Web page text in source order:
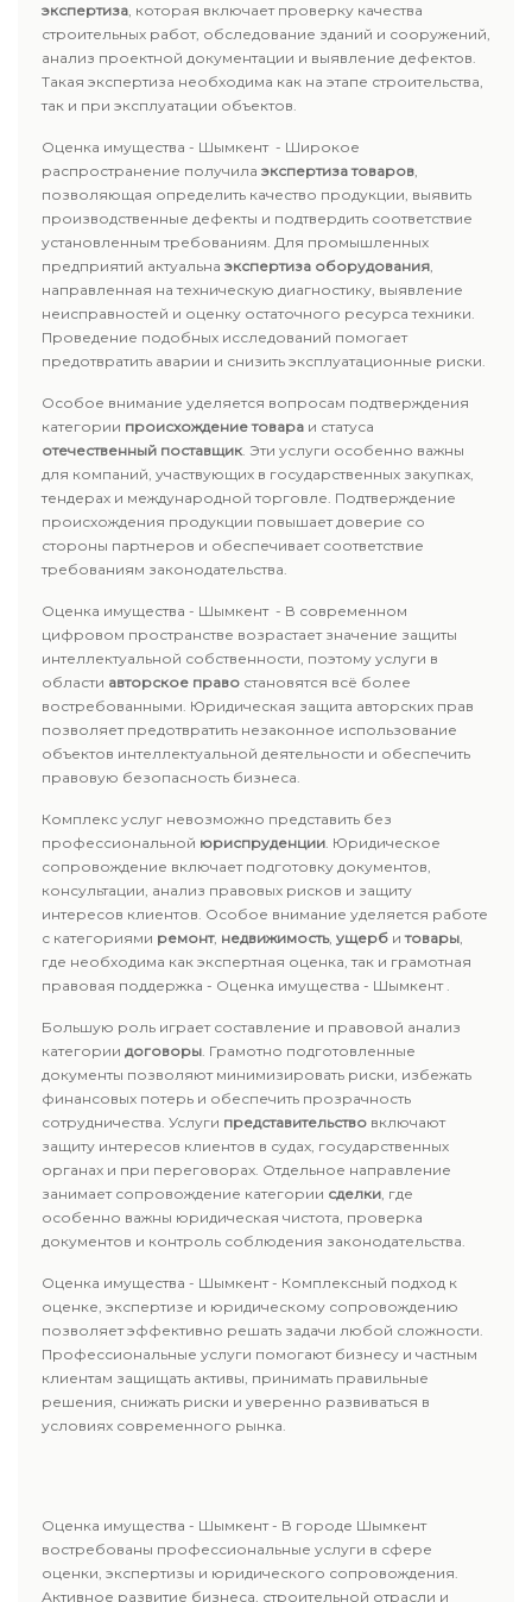
экспертиза, которая включает проверку качества
строительных работ, обследование зданий и сооружений,
анализ проектной документации и выявление дефектов.
Такая экспертиза необходима как на этапе строительства,
так и при эксплуатации объектов.
Оценка имущества - Шымкент - Широкое
распространение получила экспертиза товаров,
позволяющая определить качество продукции, выявить
производственные дефекты и подтвердить соответствие
установленным требованиям. Для промышленных
предприятий актуальна экспертиза оборудования,
направленная на техническую диагностику, выявление
неисправностей и оценку остаточного ресурса техники.
Проведение подобных исследований помогает
предотвратить аварии и снизить эксплуатационные риски.
Особое внимание уделяется вопросам подтверждения
категории происхождение товара и статуса
отечественный поставщик. Эти услуги особенно важны
для компаний, участвующих в государственных закупках,
тендерах и международной торговле. Подтверждение
происхождения продукции повышает доверие со
стороны партнеров и обеспечивает соответствие
требованиям законодательства.
Оценка имущества - Шымкент - В современном
цифровом пространстве возрастает значение защиты
интеллектуальной собственности, поэтому услуги в
области авторское право становятся всё более
востребованными. Юридическая защита авторских прав
позволяет предотвратить незаконное использование
объектов интеллектуальной деятельности и обеспечить
правовую безопасность бизнеса.
Комплекс услуг невозможно представить без
профессиональной юриспруденции. Юридическое
сопровождение включает подготовку документов,
консультации, анализ правовых рисков и защиту
интересов клиентов. Особое внимание уделяется работе
с категориями ремонт, недвижимость, ущерб итовары,
где необходима как экспертная оценка, так и грамотная
правовая поддержка - Оценка имущества - Шымкент .
Большую роль играет составление и правовой анализ
категории договоры. Грамотно подготовленные
документы позволяют минимизировать риски, избежать
финансовых потерь и обеспечить прозрачность
сотрудничества. Услуги представительство включают
защиту интересов клиентов в судах, государственных
органах и при переговорах. Отдельное направление
занимает сопровождение категории сделки, где
особенно важны юридическая чистота, проверка
документов и контроль соблюдения законодательства.
Оценка имущества - Шымкент - Комплексный подход к
оценке, экспертизе и юридическому сопровождению
позволяет эффективно решать задачи любой сложности.
Профессиональные услуги помогают бизнесу и частным
клиентам защищать активы, принимать правильные
решения, снижать риски и уверенно развиваться в
условиях современного рынка.
Оценка имущества - Шымкент - В городе Шымкент
востребованы профессиональные услуги в сфере
оценки, экспертизы и юридического сопровождения.
Активное развитие бизнеса, строительной отрасли и